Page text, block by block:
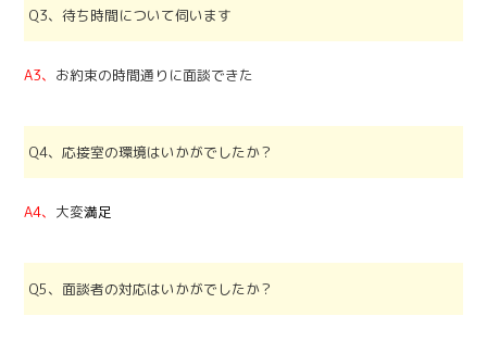
Q3、待ち時間について伺います
A3、 お約束の時間通りに面談できた
Q4、応接室の環境はいかがでしたか？
A4、 大変満足
Q5、面談者の対応はいかがでしたか？